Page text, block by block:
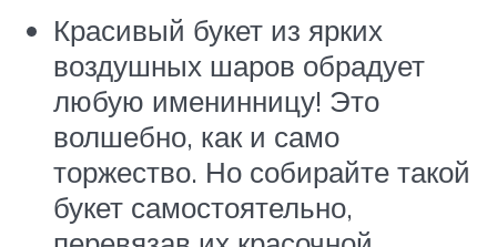
Красивый букет из ярких
воздушных шаров обрадует
любую именинницу! Это
волшебно, как и само
торжество. Но собирайте такой
букет самостоятельно,